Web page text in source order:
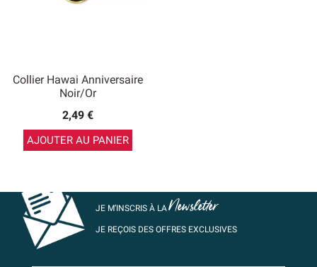
Collier Hawai Anniversaire
Noir/Or
2,49 €
AJOUTER AU PANIER
JE M’INSCRIS À LANewsletter
JE REÇOIS DES OFFRES EXCLUSIVES